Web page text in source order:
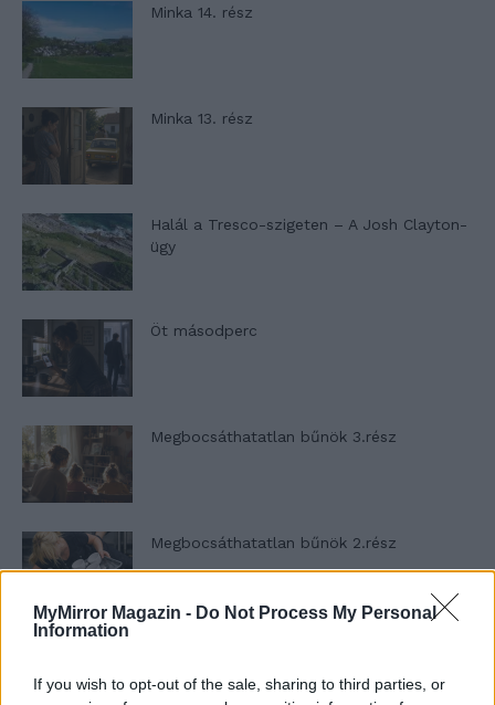
MyMirror Magazin - Do Not Process My Personal
Information
If you wish to opt-out of the sale, sharing to third parties, or
Minka 14. rész
Minka 13. rész
Halál a Tresco-szigeten – A Josh Clayton-
ügy
Öt másodperc
Megbocsáthatatlan bűnök 3.rész
Megbocsáthatatlan bűnök 2.rész